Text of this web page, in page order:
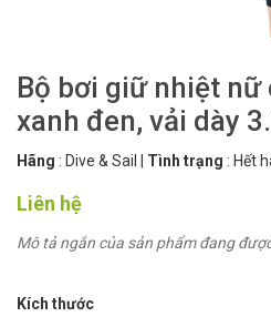
Bộ bơi giữ nhiệt nữ
xanh đen, vải dày
Hãng : Dive & Sail Tình trạng : Hết
Liên hệ
Mô tả ngắn của sản phẩm đang
Kích thước